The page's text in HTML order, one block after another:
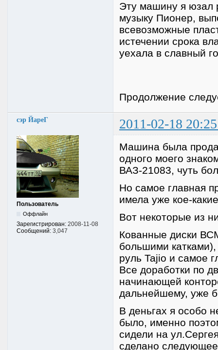
Эту машину я юзал
музыку Пионер,
всевозможные
истечении срока
уехала в славный
Продолжение
сэр ЙареГ 2011-02-18
Пользователь
Оффлайн
Зарегистрирован: 2008-11-08
Сообщений: 3,047
Машина была
одного моего
ВАЗ-21083, чуть
Но самое главная
имела уже кое-
Вот некоторые из
Кованные диски
большими
руль Tajio и самое
Все доработки по
начинающей
дальнейшему, уже
В деньгах я особо
было, именно
сидели на
сделано